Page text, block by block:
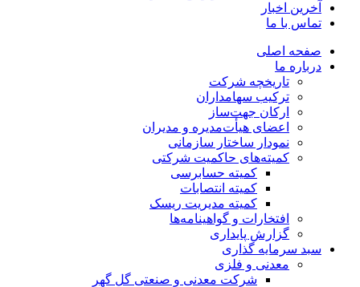
آخرین اخبار
تماس با ما
صفحه اصلی
درباره ما
تاریخچه شرکت
ترکیب سهامداران
ارکان جهت‌ساز
اعضای هیأت‌مدیره و مدیران
نمودار ساختار سازمانی
کمیته‌های حاکمیت شرکتی
کمیته حسابرسی
کمیته انتصابات
کمیته مدیریت ریسک
افتخارات و گواهینامه‌ها
گزارش پایداری
سبد سرمایه گذاری
معدنی و فلزی
شرکت معدنی و صنعتی گل گهر